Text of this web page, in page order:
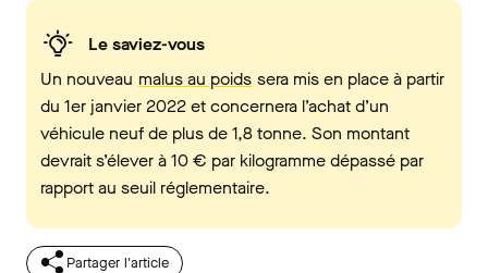
Le saviez-vous
Un nouveau malus au poids sera mis en place à partir
du 1er janvier 2022 et concernera l’achat d’un
véhicule neuf de plus de 1,8 tonne. Son montant
devrait s’élever à 10 € par kilogramme dépassé par
rapport au seuil réglementaire.
Partager l'article